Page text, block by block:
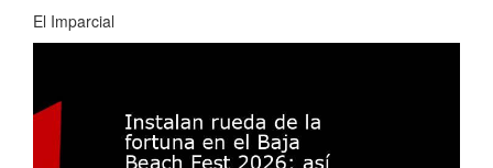
El Imparcial